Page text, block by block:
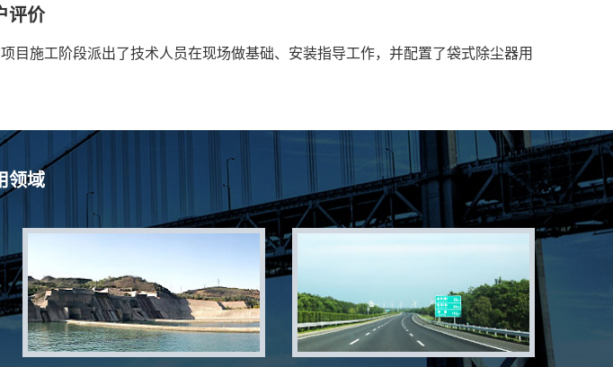
评价
施工阶段派出了技术人员在现场做基础、安装指导工作，并配置了袋式除尘器用
领域